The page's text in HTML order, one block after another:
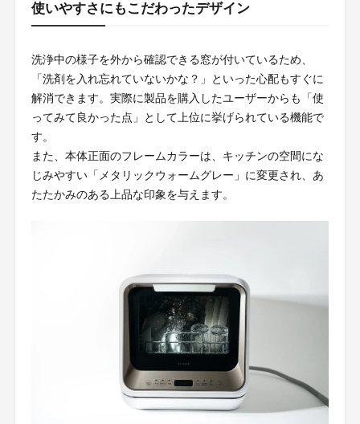
使いやすさにもこだわったデザイン
洗浄中の様子を外から確認できる窓が付いているため、
「洗剤を入れ忘れていないかな？」といった心配もすぐに
解消できます。実際に製品を購入したユーザーからも「使
ってみて良かった点」として上位に挙げられている機能で
す。
また、本体正面のフレームカラーは、キッチンの空間にな
じみやすい「メタリックウォームグレー」に変更され、あ
たたかみのある上品な印象を与えます。